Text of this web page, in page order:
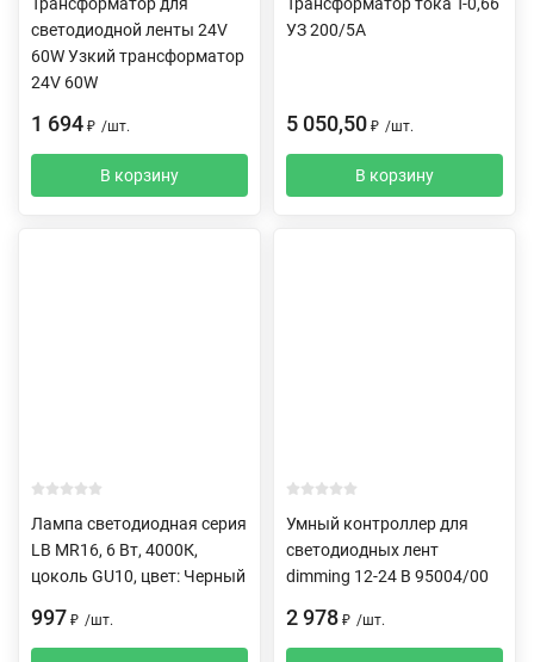
светодиодной ленты 24V
60W Узкий трансформатор
24V 60W
1 694 ₽ /шт.
В корзину
УЗ 200/5А
5 050,50 ₽ /шт.
В корзину
Лампа светодиодная серия
LB MR16, 6 Вт, 4000К,
цоколь GU10, цвет: Черный
997 ₽ /шт.
Умный контроллер для
светодиодных лент
dimming 12-24 В 95004/00
2 978 ₽ /шт.